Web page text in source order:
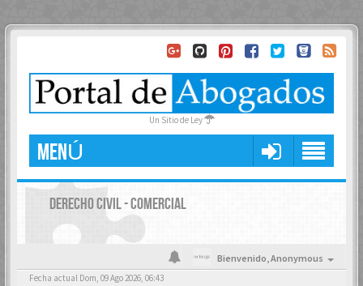
Un Sitio de Ley
MENÚ
DERECHO CIVIL - COMERCIAL
Bienvenido,Anonymous
Fecha actual Dom, 09 Ago 2026, 06:43